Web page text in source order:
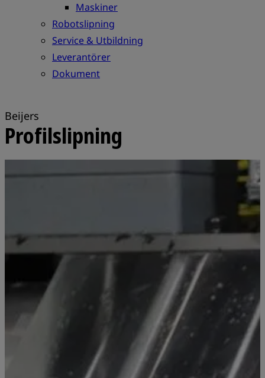
Maskiner
Robotslipning
Service & Utbildning
Leverantörer
Dokument
Beijers
Profilslipning